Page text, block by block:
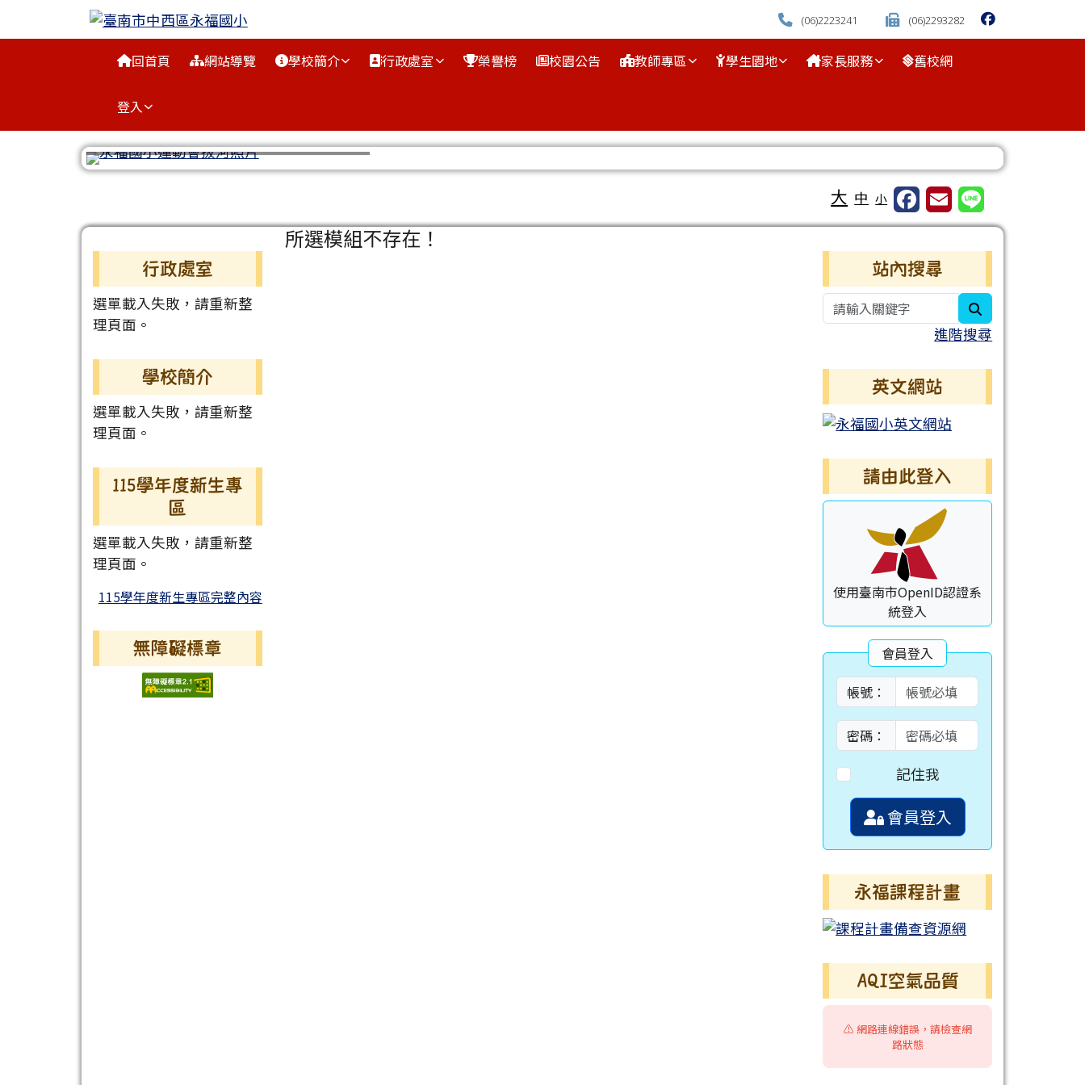
臺南市中西區永福國小 (06)2223241 (06)2293282
回首頁 網站導覽 學校簡介 行政處室 榮譽榜 校園公告 教師專區 學生園地 家長服務 舊校網
登入
大 中 小
左邊區域內容
行政處室
選單載入失敗，請重新整
理頁面。
學校簡介
選單載入失敗，請重新整
理頁面。
115學年度新生專
區
選單載入失敗，請重新整
理頁面。
115學年度新生專區完整內容
無障礙標章
主內容區域
所選模組不存在！
右邊區域內容
站內搜尋
進階搜尋
英文網站
請由此登入
使用臺南市OpenID認證系
統登入
會員登入
帳號：
密碼：
記住我
會員登入
永福課程計畫
AQI空氣品質
⚠️ 網路連線錯誤，請檢查網
路狀態
頁尾區域